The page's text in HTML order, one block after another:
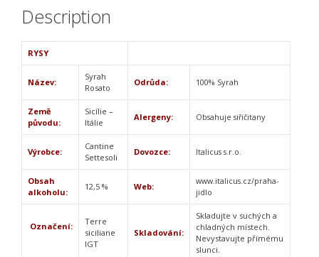
Description
RYSY
Název:
Syrah
Rosato
Odrůda: 100% Syrah
Země
původu:
Sicílie –
Itálie
Alergeny: Obsahuje siřičitany
Výrobce:
Cantine
Settesoli
Dovozce: Italicus s.r.o.
Obsah
alkoholu:
12,5 % Web:
www.italicus.cz/praha-
jidlo
Označení:
Terre
siciliane
IGT
Skladování:
Skladujte v suchých a
chladných místech.
Nevystavujte přímému
slunci.